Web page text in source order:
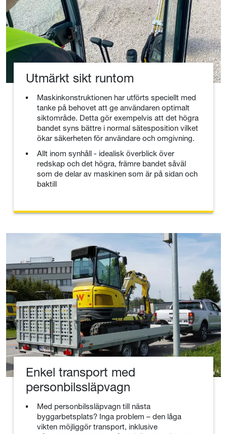
Utmärkt sikt runtom
Maskinkonstruktionen har utförts speciellt med
tanke på behovet att ge användaren optimalt
siktområde. Detta gör exempelvis att det högra
bandet syns bättre i normal sätesposition vilket
ökar säkerheten för användare och omgivning.
Allt inom synhåll - idealisk överblick över
redskap och det högra, främre bandet såväl
som de delar av maskinen som är på sidan och
baktill
Enkel transport med
personbilssläpvagn
Med personbilssläpvagn till nästa
byggarbetsplats? Inga problem – den låga
vikten möjliggör transport, inklusive